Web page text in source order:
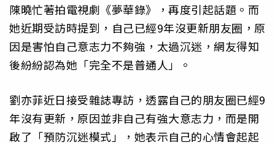
陳曉忙著拍電視劇《夢華錄》，再度引起話題。而
她近期受訪時提到，自己已經9年沒更新朋友圈，原
因是害怕自己意志力不夠強，太過沉迷，網友得知
後紛紛認為她「完全不是普通人」。
劉亦菲近日接受雜誌專訪，透露自己的朋友圈已經9
年沒有更新，原因並非自己有強大意志力，而是開
啟了「預防沉迷模式」，她表示自己的心情會起起